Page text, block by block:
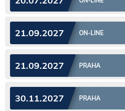
21.09.2027 ON-LINE
21.09.2027 PRAHA
30.11.2027 PRAHA